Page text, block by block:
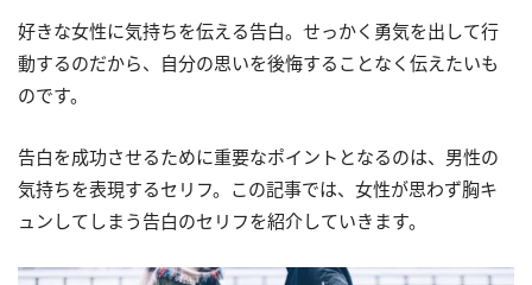
好きな女性に気持ちを伝える告白。せっかく勇気を出して行
動するのだから、自分の思いを後悔することなく伝えたいも
のです。
告白を成功させるために重要なポイントとなるのは、男性の
気持ちを表現するセリフ。この記事では、女性が思わず胸キ
ュンしてしまう告白のセリフを紹介していきます。